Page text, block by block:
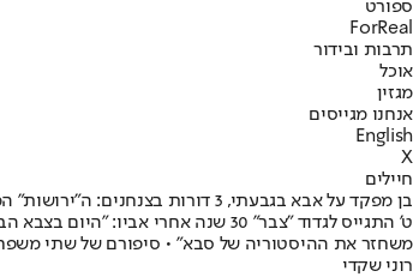
ספורט
ForReal
תרבות ובידור
אוכל
מגזין
אנחנו מגייסים
English
X
חיילים
בן מפקד על אבא בגבעתי, 3 דורות בצנחנים: ה"ירושות" המשפחתיות של צה"ל
משחזר את ההיסטוריה של סבא" • סיפורם של שתי
רוני שקדי